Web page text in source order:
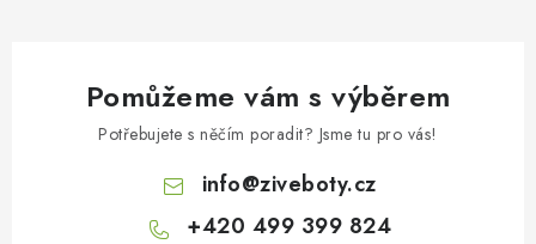
Pomůžeme vám s výběrem
Potřebujete s něčím poradit? Jsme tu pro vás!
info@ziveboty.cz
+420 499 399 824